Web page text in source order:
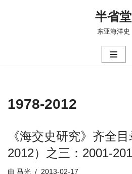
半省堂
东亚海洋史
1978-2012
《海交史研究》齐全
2012）之三：2001-
由 马光 2013-02-17